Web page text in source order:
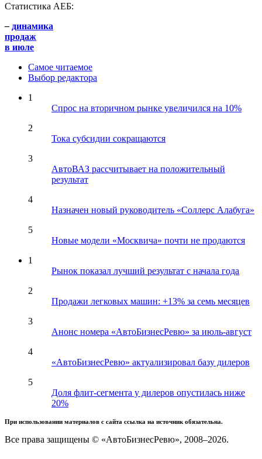
Статистика АЕБ:
– динамика
продаж
в июле
Самое читаемое
Выбор редактора
1
Спрос на вторичном рынке увеличился на 10%
2
Тока субсидии сокращаются
3
АвтоВАЗ рассчитывает на положительный
результат
4
Назначен новый руководитель «Соллерс Алабуга»
5
Новые модели «Москвича» почти не продаются
1
Рынок показал лучший результат с начала года
2
Продажи легковых машин: +13% за семь месяцев
3
Анонс номера «АвтоБизнесРевю» за июль-август
4
«АвтоБизнесРевю» актуализировал базу дилеров
5
Доля флит-сегмента у дилеров опустилась ниже
20%
При использовании материалов с сайта ссылка на источник обязательна.
Все права защищены © «АвтоБизнесРевю», 2008–2026.